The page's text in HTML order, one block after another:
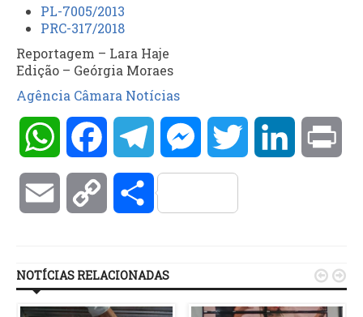
PL-7005/2013
PRC-317/2018
Reportagem – Lara Haje
Edição – Geórgia Moraes
Agência Câmara Notícias
WhatsAppFacebookTelegramMessengerTwitter LinkedIn
Email Copy Compartilhar
NOTÍCIAS RELACIONADAS  